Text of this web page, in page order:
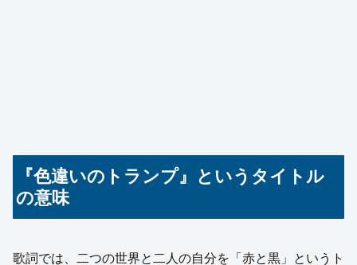
『色違いのトランプ』というタイトル
の意味
歌詞では、二つの世界と二人の自分を「赤と黒」というト